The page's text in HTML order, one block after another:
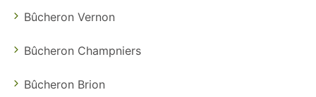
Bûcheron Vernon
Bûcheron Champniers
Bûcheron Brion